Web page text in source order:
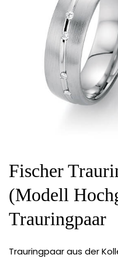
Fischer
(Modell
Trauringpaar
Trauringpaar aus der